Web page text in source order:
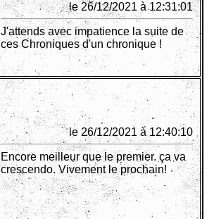
le 26/12/2021 à 12:31:01
J'attends avec impatience la suite de
ces Chroniques d'un chronique !
le 26/12/2021 à 12:40:10
Encore meilleur que le premier. ça va
crescendo. Vivement le prochain!